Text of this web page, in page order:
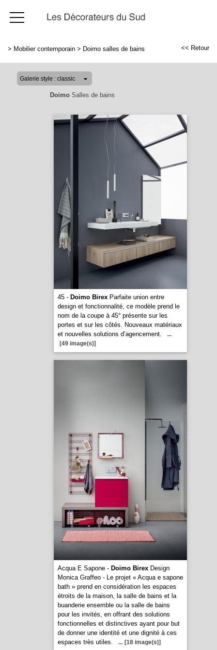
> Mobilier contemporain > Doimo salles de bains << Retour
DoimoSalles de bains
45 - Doimo BirexParfaite union entre
design et fonctionnalité, ce modèle prend le
nom de la coupe à 45° présente sur les
portes et sur les côtés. Nouveaux matériaux
et nouvelles solutions d’agencement.
...
[49 image(s)]
Acqua E Sapone - Doimo BirexDesign
Monica Graffeo - Le projet « Acqua e sapone
bath » prend en considération les espaces
étroits de la maison, la salle de bains et la
buanderie ensemble ou la salle de bains
pour les invités, en offrant des solutions
fonctionnelles et distinctives ayant pour but
de donner une identité et une dignité à ces
espaces très utiles.
... [18 image(s)]